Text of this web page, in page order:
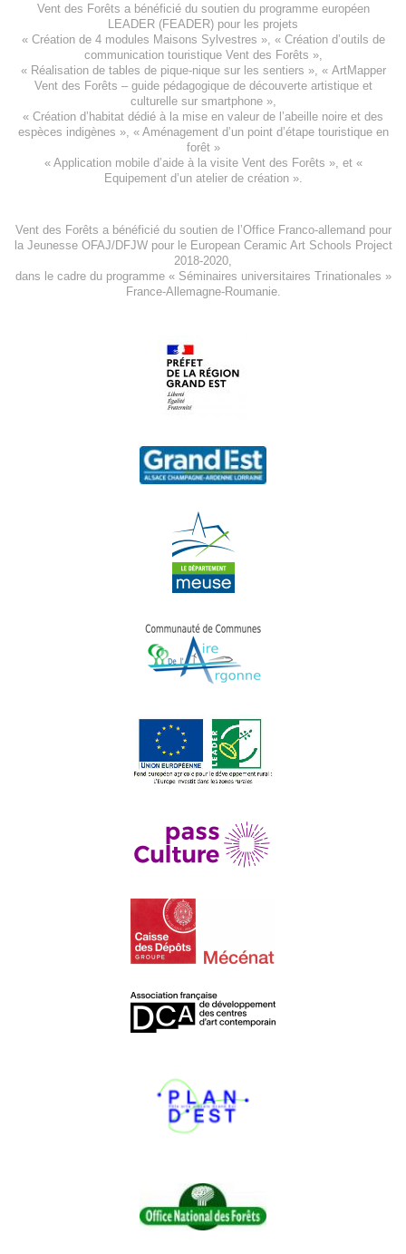
Vent des Forêts a bénéficié du soutien du programme européen
LEADER (FEADER) pour les projets
« Création de 4 modules Maisons Sylvestres », « Création d’outils de
communication touristique Vent des Forêts »,
« Réalisation de tables de pique-nique sur les sentiers », « ArtMapper
Vent des Forêts – guide pédagogique de découverte artistique et
culturelle sur smartphone »,
« Création d’habitat dédié à la mise en valeur de l’abeille noire et des
espèces indigènes », « Aménagement d’un point d’étape touristique en
forêt»
« Application mobile d’aide à la visite Vent des Forêts », et «
Equipement d’un atelier de création».
Vent des Forêts a bénéficié du soutien de l’Office Franco-allemand pour
la Jeunesse OFAJ/DFJWpour leEuropean Ceramic Art Schools Project
2018-2020
dans le cadre du programme « Séminaires universitaires Trinationales »
France-Allemagne-Roumanie.